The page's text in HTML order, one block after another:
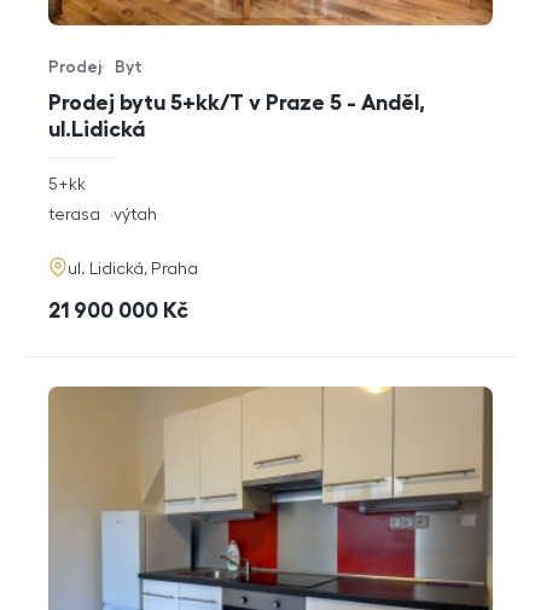
Prodej bytu 5+kk/T v Praze 5 - Anděl,
ul.Lidická
Typ nabídky
Prodej
Typ nemovitosti
Byt
rozměry
dispozice
5+kk
funkce
terasa výtah
adresa
ul. Lidická, Praha
cena
21 900 000 Kč